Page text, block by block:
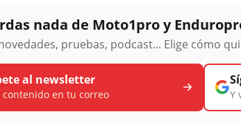
nada de Moto1pro y
pruebas, podcast... Elige cómo
al newsletter
contenido en tu correo Y